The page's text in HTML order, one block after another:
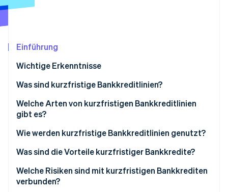
Climate
CO₂-Entnahme
Identity
Stripe-Sessions 2026
Jetzt ansehen
Einführung
Wichtige Erkenntnisse
Was sind kurzfristige Bankkreditlinien?
Was ist der Unterschied zwischen kurzfristigen
Bankkreditlinien und anderen Arten von
Bankkreditlinien und Bankkrediten?
Welche Arten von kurzfristigen Bankkreditlinien
gibt es?
Wie werden kurzfristige Bankkreditlinien genutzt?
Was sind die Vorteile kurzfristiger Bankkredite?
Welche Risiken sind mit kurzfristigen Bankkrediten
verbunden?